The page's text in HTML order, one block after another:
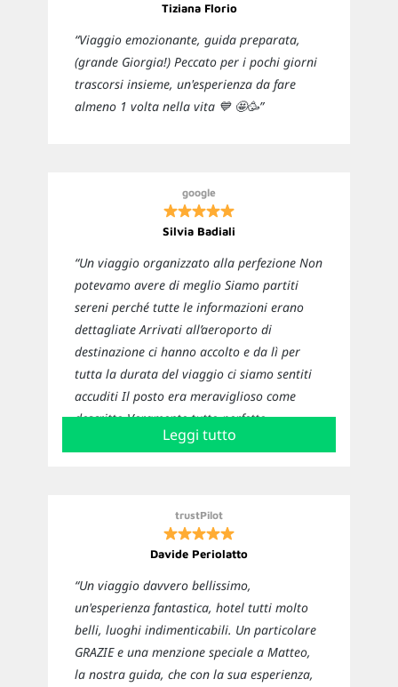
Tiziana Florio
“Viaggio emozionante, guida preparata,
(grande Giorgia!) Peccato per i pochi giorni
trascorsi insieme, un'esperienza da fare
almeno 1 volta nella vita 💙 🤩🥳”
google
Silvia Badiali
“Un viaggio organizzato alla perfezione Non
potevamo avere di meglio Siamo partiti
sereni perché tutte le informazioni erano
dettagliate Arrivati all’aeroporto di
destinazione ci hanno accolto e da lì per
tutta la durata del viaggio ci siamo sentiti
accuditi Il posto era meraviglioso come
descritto Veramente tutto perfetto
Sicuramente ci affideremo nuovamente a
Leggi tutto
trustPilot
Davide Periolatto
“Un viaggio davvero bellissimo,
un'esperienza fantastica, hotel tutti molto
belli, luoghi indimenticabili. Un particolare
GRAZIE e una menzione speciale a Matteo,
la nostra guida, che con la sua esperienza,